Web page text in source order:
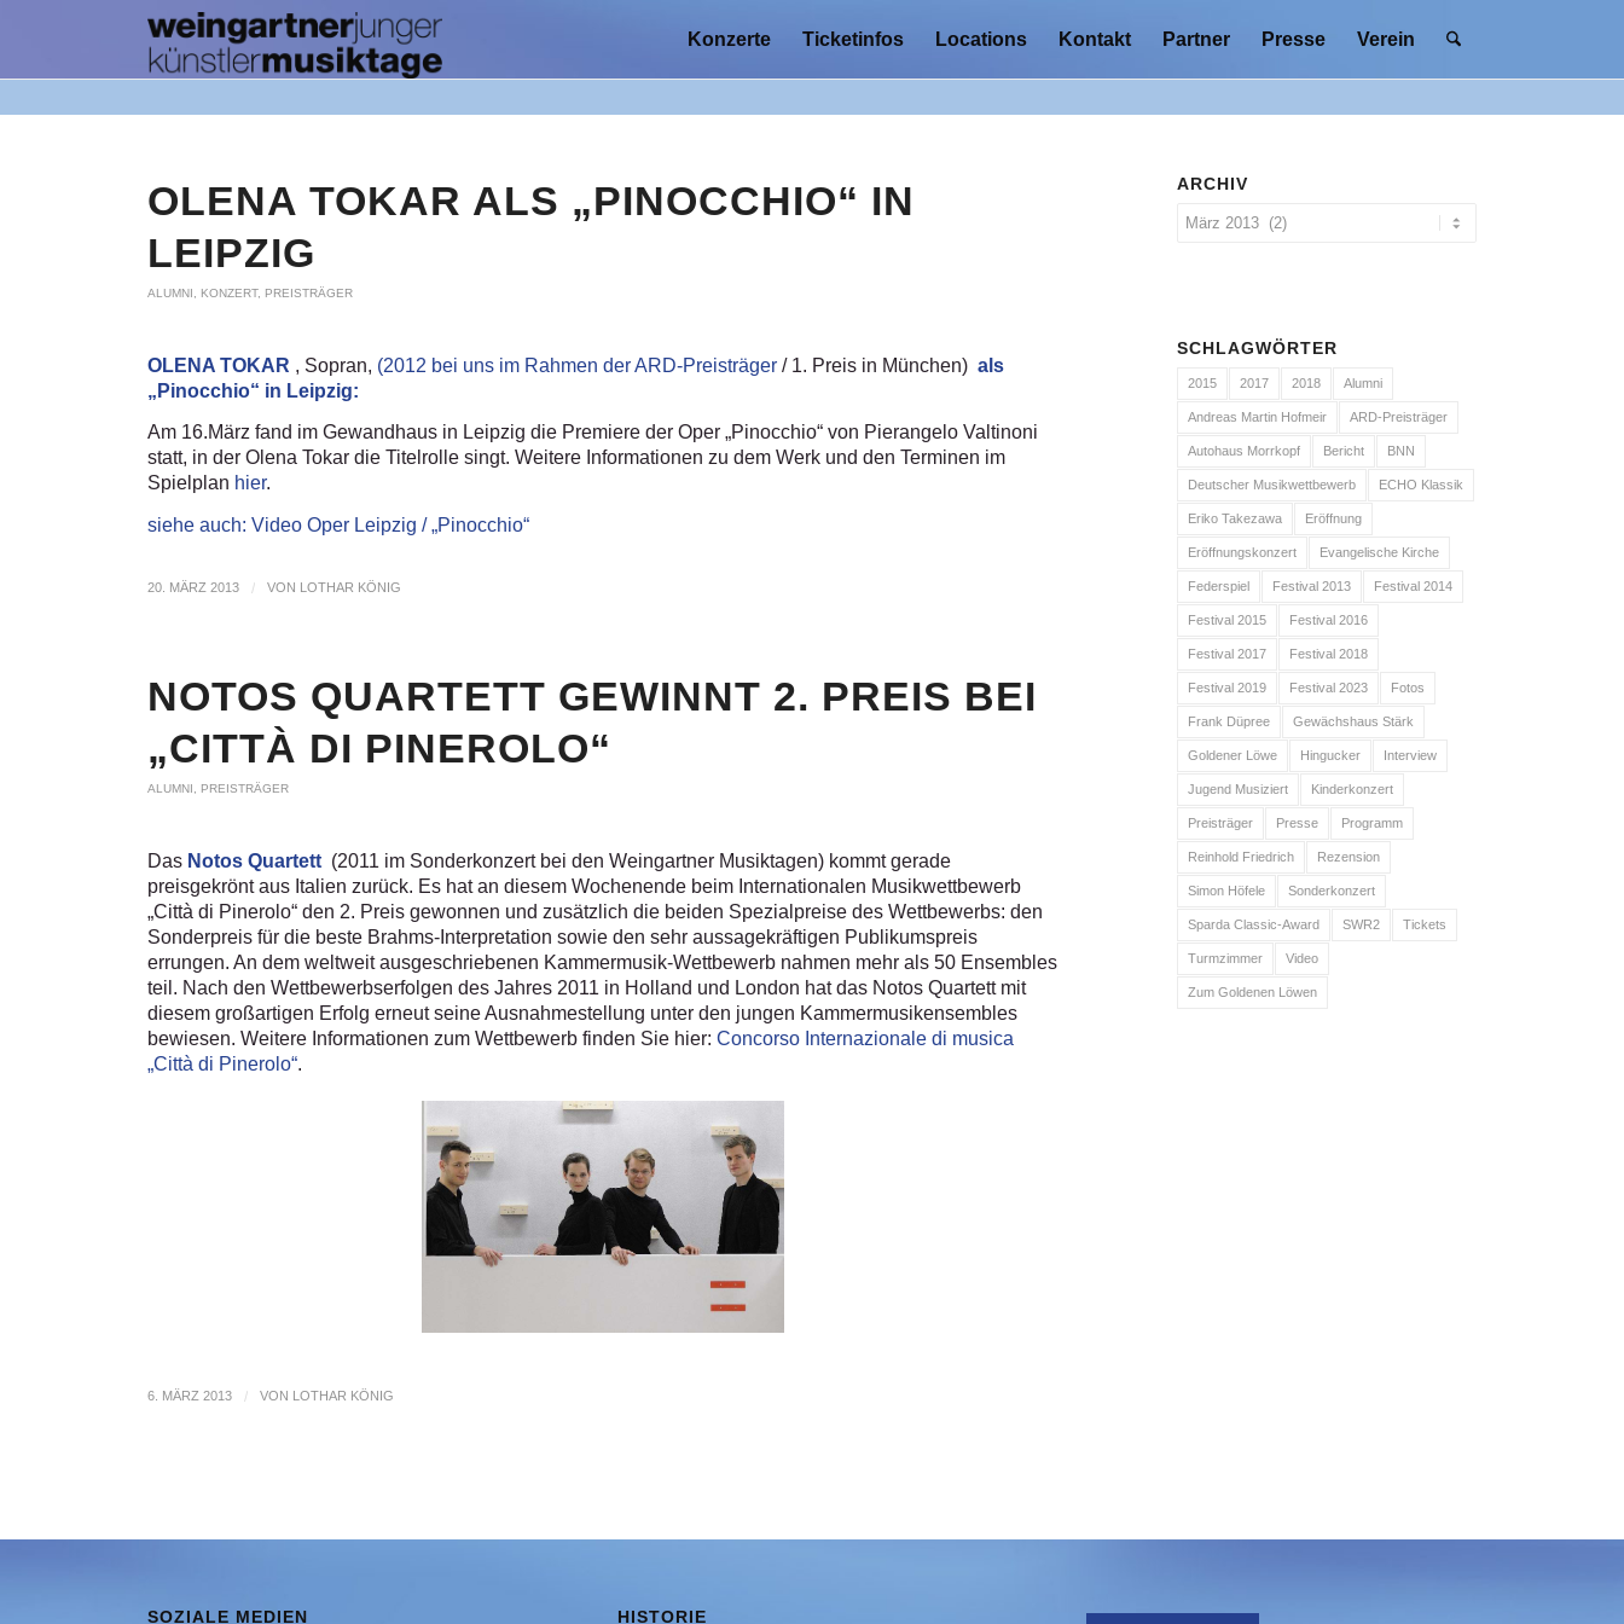
Konzerte Ticketinfos Locations Kontakt Partner Presse Verein
OLENA TOKAR ALS „PINOCCHIO“ IN
LEIPZIG
ALUMNI KONZERT, PREISTRÄGER
OLENA TOKAR , Sopran, (2012 bei uns im Rahmen der ARD-Preisträger / 1. Preis in München) als
„Pinocchio“ in Leipzig:
Am 16.März fand im Gewandhaus in Leipzig die Premiere der Oper „Pinocchio“ von Pierangelo Valtinoni
statt, in der Olena Tokar die Titelrolle singt. Weitere Informationen zu dem Werk und den Terminen im
Spielplan hier.
siehe auch: Video Oper Leipzig / „Pinocchio“
20. MÄRZ 2013 / VON LOTHAR KÖNIG
NOTOS QUARTETT GEWINNT 2. PREIS BEI
„CITTÀ DI PINEROLO“
ALUMNI , PREISTRÄGER
Das Notos Quartett (2011 im Sonderkonzert bei den Weingartner Musiktagen) kommt gerade
preisgekrönt aus Italien zurück. Es hat an diesem Wochenende beim Internationalen Musikwettbewerb
„Città di Pinerolo“ den 2. Preis gewonnen und zusätzlich die beiden Spezialpreise des Wettbewerbs: den
Sonderpreis für die beste Brahms-Interpretation sowie den sehr aussagekräftigen Publikumspreis
errungen. An dem weltweit ausgeschriebenen Kammermusik-Wettbewerb nahmen mehr als 50 Ensembles
teil. Nach den Wettbewerbserfolgen des Jahres 2011 in Holland und London hat das Notos Quartett mit
diesem großartigen Erfolg erneut seine Ausnahmestellung unter den jungen Kammermusikensembles
bewiesen. Weitere Informationen zum Wettbewerb finden Sie hier: Concorso Internazionale di musica
„Città di Pinerolo“.
6. MÄRZ 2013 / VON LOTHAR KÖNIG
ARCHIV
SCHLAGWÖRTER
2015 2017 2018 Alumni
Andreas Martin Hofmeir ARD-Preisträger
Autohaus Morrkopf Bericht BNN
Deutscher Musikwettbewerb ECHO Klassik
Eriko Takezawa Eröffnung
Eröffnungskonzert Evangelische Kirche
Federspiel Festival 2013 Festival 2014
Festival 2015 Festival 2016
Festival 2017 Festival 2018
Festival 2019 Festival 2023 Fotos
Frank Düpree Gewächshaus Stärk
Goldener Löwe Hingucker Interview
Jugend Musiziert Kinderkonzert
Preisträger Presse Programm
Reinhold Friedrich Rezension
Simon Höfele Sonderkonzert
Sparda Classic-Award SWR2 Tickets
Turmzimmer Video
Zum Goldenen Löwen
SOZIALE MEDIEN HISTORIE